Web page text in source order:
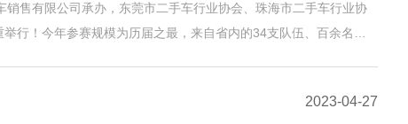
售有限公司承办，东莞市二手车行业协会、珠海市二手车行业协
行！今年参赛规模为历届之最，来自省内的34支队伍、百余名二
2023-04-27